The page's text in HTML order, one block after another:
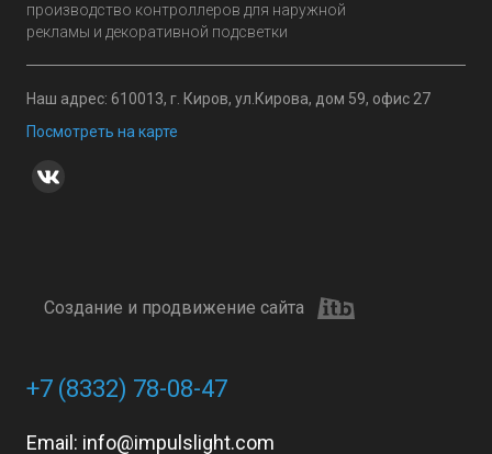
производство контроллеров для наружной
рекламы и декоративной подсветки
Наш адрес: 610013, г. Киров, ул.Кирова, дом 59, офис 27
Посмотреть на карте
Создание и продвижение сайта
+7 (8332) 78-08-47
Email: info@impulslight.com